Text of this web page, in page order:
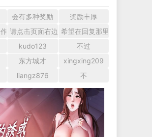
会有多种奖励
奖励丰厚
作者加油吧！ 认真回复交流
请点击页面右边的小手图标支持楼主。
希望在回复那里留下您的
kudo123
不过
东方城才
xingxing209
liangz876 不